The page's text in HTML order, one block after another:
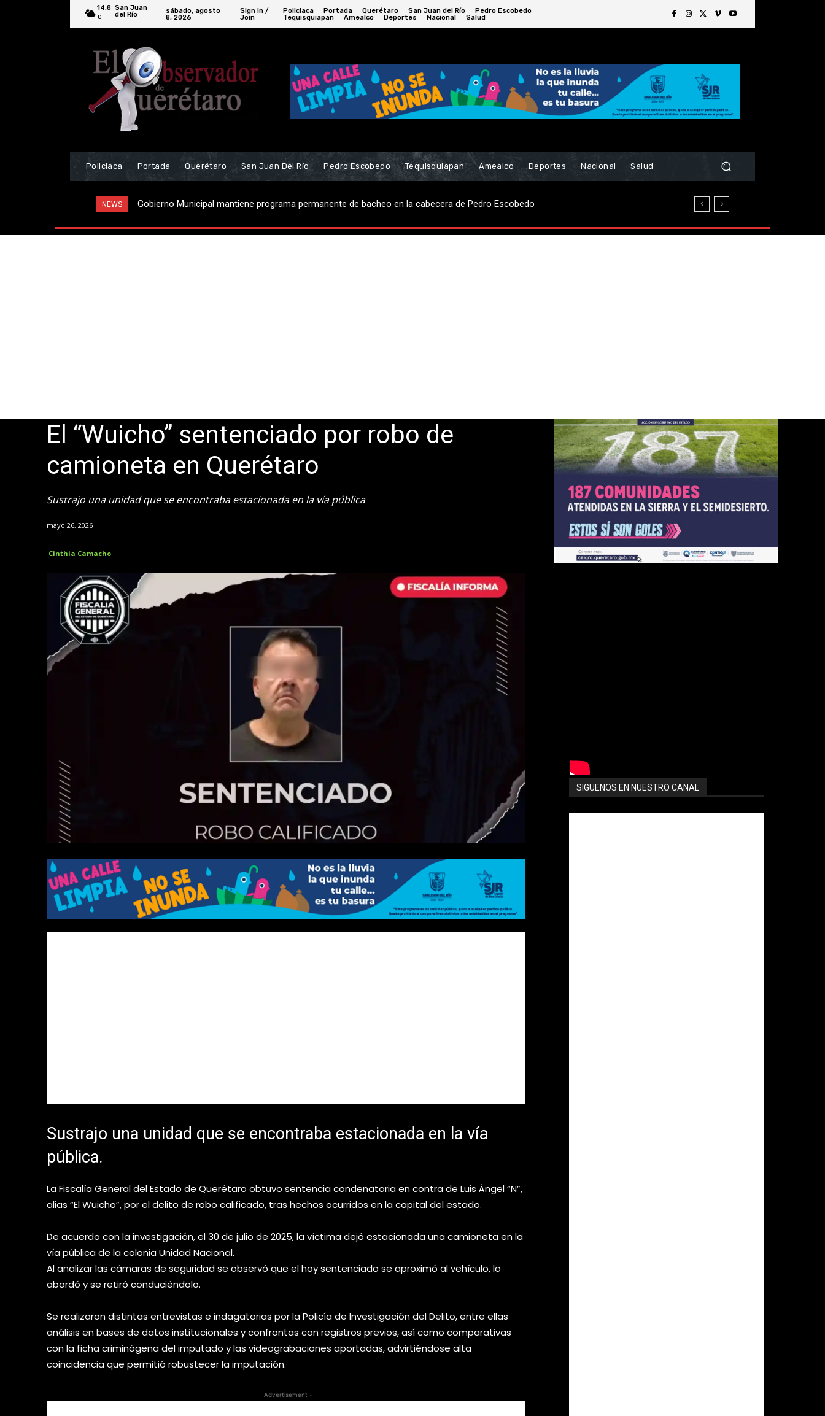
14.8
C
San Juan
del Río
sábado, agosto
8, 2026
Sign in /
Join
Policiaca Portada Querétaro San Juan del Río
Pedro Escobedo
Tequisquiapan
Amealco Deportes Nacional Salud
Policiaca Portada Querétaro San Juan Del Río Pedro Escobedo Tequisquiapan Amealco Deportes Nacional Salud
NEWS Localizan vehículo relacionado a robo de casa-habitación; hay dos detenidos
El “Wuicho” sentenciado por robo de
camioneta en Querétaro
Sustrajo una unidad que se encontraba estacionada en la vía pública
mayo 26, 2026
Cinthia Camacho
Sustrajo una unidad que se encontraba estacionada en la vía
pública.
La Fiscalía General del Estado de Querétaro obtuvo sentencia condenatoria en contra de Luis Ángel “N”,
alias “El Wuicho”, por el delito de robo calificado, tras hechos ocurridos en la capital del estado.
De acuerdo con la investigación, el 30 de julio de 2025, la víctima dejó estacionada una camioneta en la
vía pública de la colonia Unidad Nacional.
Al analizar las cámaras de seguridad se observó que el hoy sentenciado se aproximó al vehículo, lo
abordó y se retiró conduciéndolo.
Se realizaron distintas entrevistas e indagatorias por la Policía de Investigación del Delito, entre ellas
análisis en bases de datos institucionales y confrontas con registros previos, así como comparativas
con la ficha criminógena del imputado y las videograbaciones aportadas, advirtiéndose alta
coincidencia que permitió robustecer la imputación.
- Advertisement -
SIGUENOS EN NUESTRO CANAL